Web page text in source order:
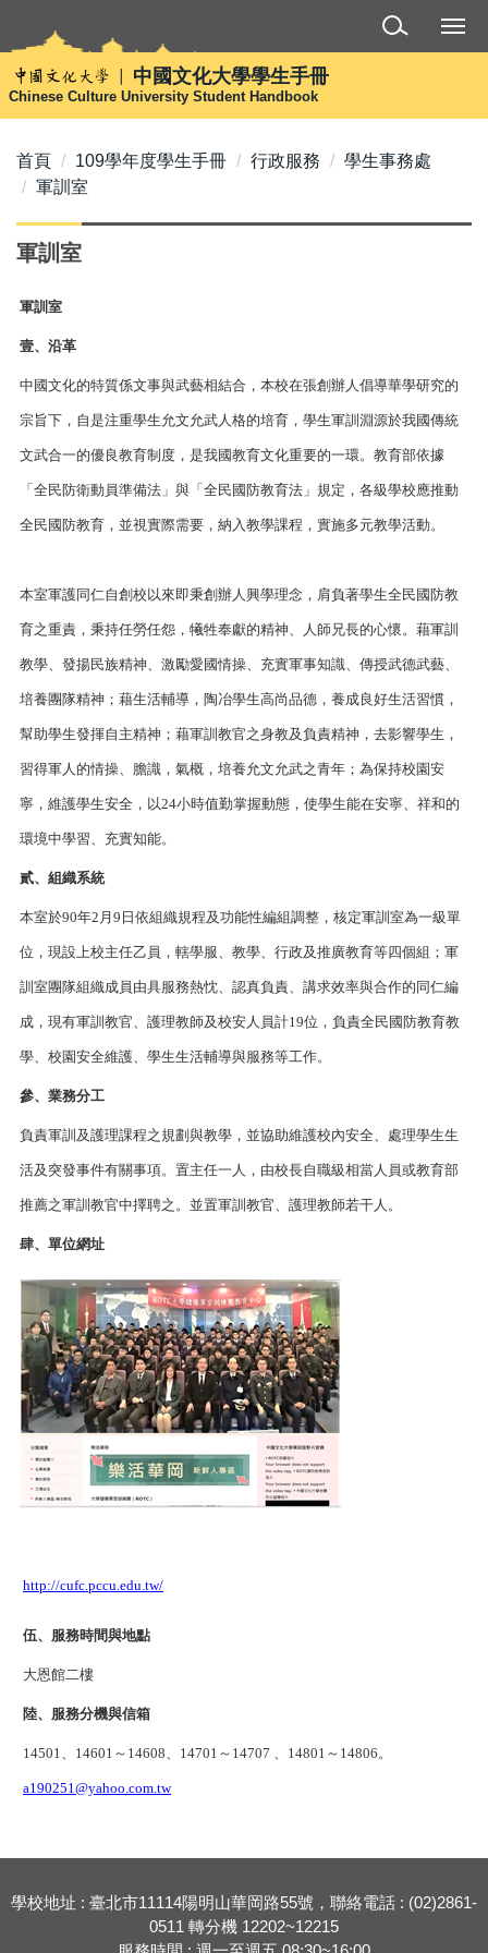
到
主
要
內
區
中國文化大學學生手冊
Chinese Culture University Student Handbook
首頁 109學年度學生手冊 行政服務
學生事務處
軍訓室
軍訓室
軍訓室
壹、沿革
中國文化的特質係文事與武藝相結合，本校在張創辦人倡導華學研究的
宗旨下，自是注重學生允文允武人格的培育，學生軍訓淵源於我國傳統
文武合一的優良教育制度，是我國教育文化重要的一環。教育部依據
「全民防衛動員準備法」與「全民國防教育法」規定，各級學校應推動
全民國防教育，並視實際需要，納入教學課程，實施多元教學活動。
本室軍護同仁自創校以來即秉創辦人興學理念，肩負著學生全民國防教
育之重責，秉持任勞任怨，犧牲奉獻的精神、人師兄長的心懷。藉軍訓
教學、發揚民族精神、激勵愛國情操、充實軍事知識、傳授武德武藝、
培養團隊精神；藉生活輔導，陶冶學生高尚品德，養成良好生活習慣，
幫助學生發揮自主精神；藉軍訓教官之身教及負責精神，去影響學生，
習得軍人的情操、膽識，氣概，培養允文允武之青年；為保持校園安
寧，維護學生安全，以24小時值勤掌握動態，使學生能在安寧、祥和的
環境中學習、充實知能。
貳、組織系統
本室於90年2月9日依組織規程及功能性編組調整，核定軍訓室為一級單
位，現設上校主任乙員，轄學服、教學、行政及推廣教育等四個組；軍
訓室團隊組織成員由具服務熱忱、認真負責、講求效率與合作的同仁編
成，現有軍訓教官、護理教師及校安人員計19位，負責全民國防教育教
學、校園安全維護、學生生活輔導與服務等工作。
參、業務分工
負責軍訓及護理課程之規劃與教學，並協助維護校內安全、處理學生生
活及突發事件有關事項。置主任一人，由校長自職級相當人員或教育部
推薦之軍訓教官中擇聘之。並置軍訓教官、護理教師若干人。
肆、單位網址
http://cufc.pccu.edu.tw/
伍、服務時間與地點
大恩館二樓
陸、服務分機與信箱
14501、14601～14608、14701～14707 、14801～14806。
a190251@yahoo.com.tw
學校地址 : 臺北市11114陽明山華岡路55號，聯絡電話 : (02)2861-
0511 轉分機 12202~12215